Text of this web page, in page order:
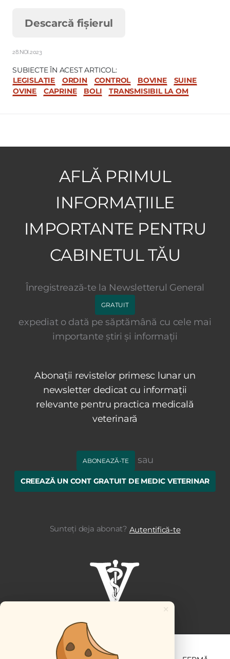
Descarcă fișierul
28.NOI.2023
SUBIECTE ÎN ACEST ARTICOL:
LEGISLAȚIE
ORDIN CONTROL BOVINE
SUINE
OVINE
CAPRINE BOLI TRANSMISIBIL LA OM
AFLĂ PRIMUL
INFORMAȚIILE
IMPORTANTE PENTRU
CABINETUL TĂU
Înregistrează-te la Newsletterul General
GRATUIT
expediat o dată pe săptămână cu cele mai
importante știri și informații
Abonații revistelor primesc lunar un
newsletter dedicat cu informații
relevante pentru practica medicală
veterinară
ABONEAZĂ-TE sau
CREEAZĂ UN CONT GRATUIT DE MEDIC VETERINAR
Sunteți deja abonat? Autentifică-te
×